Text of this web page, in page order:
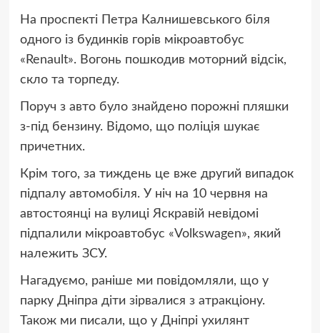
На проспекті Петра Калнишевського біля
одного із будинків горів мікроавтобус
«Renault». Вогонь пошкодив моторний відсік,
скло та торпеду.
Поруч з авто було знайдено порожні пляшки
з-під бензину. Відомо, що поліція шукає
причетних.
Крім того, за тиждень це вже другий випадок
підпалу автомобіля. У ніч на 10 червня на
автостоянці на вулиці Яскравій невідомі
підпалили мікроавтобус «Volkswagen», який
належить ЗСУ.
Нагадуємо, раніше ми повідомляли, що у
парку Дніпра діти зірвалися з атракціону.
Також ми писали, що у Дніпрі ухилянт